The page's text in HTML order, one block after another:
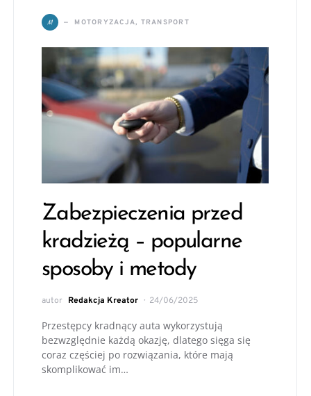
M MOTORYZACJA, TRANSPORT
Zabezpieczenia przed
kradzieżą – popularne
sposoby i metody
autor Redakcja Kreator 24/06/2025
Przestępcy kradnący auta wykorzystują
bezwzględnie każdą okazję, dlatego sięga się
coraz częściej po rozwiązania, które mają
skomplikować im…